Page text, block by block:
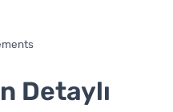
Detaylı